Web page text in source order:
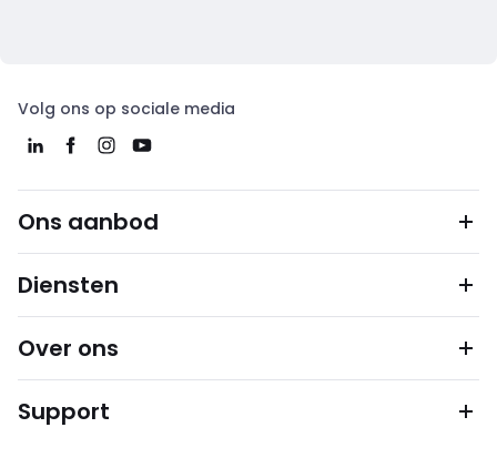
Volg ons op sociale media
Ons aanbod
Diensten
Over ons
Support